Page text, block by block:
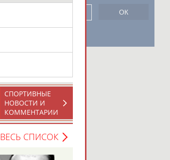
СПОРТИВНЫЕ
НОВОСТИ И
КОММЕНТАРИИ
ВЕСЬ СПИСОК